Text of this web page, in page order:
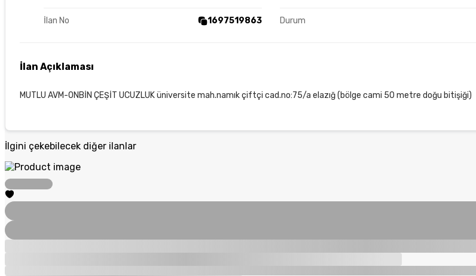
İlan No 1697519863 Durum
İlan Açıklaması
MUTLU AVM-ONBİN ÇEŞİT UCUZLUK üniversite mah.namık çiftçi cad.no:75/a elazığ (bölge cami 50 metre doğu bitişiği)
İlgini çekebilecek diğer ilanlar